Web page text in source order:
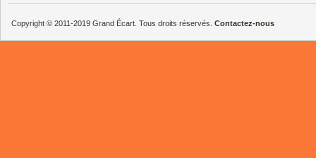
Copyright © 2011-2019 Grand Écart. Tous droits réservés. Contactez-nous